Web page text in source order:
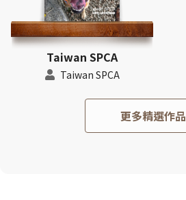
Taiwan SPCA
Taiwan SPCA
更多精選作品